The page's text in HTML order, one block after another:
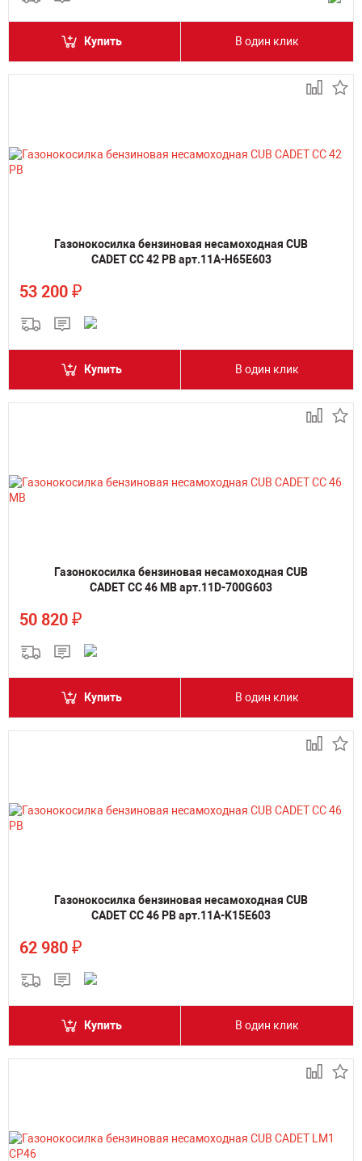
Купить В один клик
Газонокосилка бензиновая несамоходная CUB
CADET CC 42 PB арт.11A-H65E603
53 200 ₽
Купить В один клик
Газонокосилка бензиновая несамоходная CUB
CADET CC 46 MB арт.11D-700G603
50 820 ₽
Купить В один клик
Газонокосилка бензиновая несамоходная CUB
CADET CC 46 PB арт.11A-K15E603
62 980 ₽
Купить В один клик